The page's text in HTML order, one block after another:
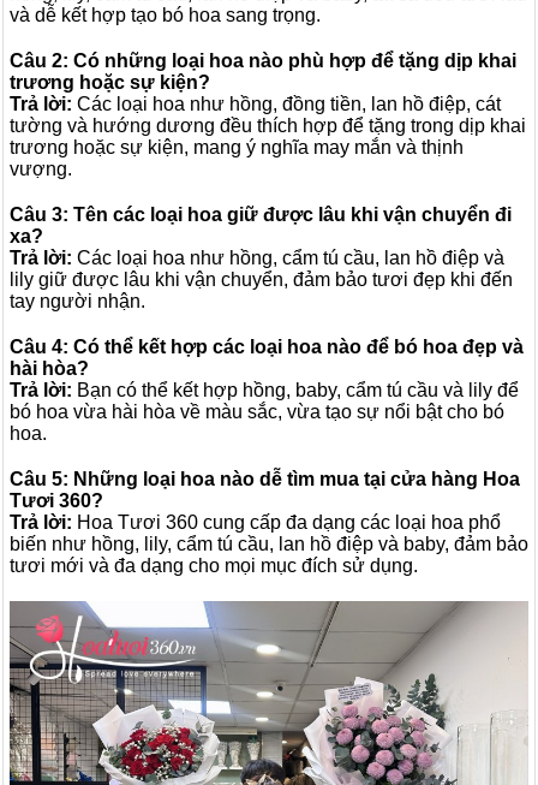
và dễ kết hợp tạo bó hoa sang trọng.
Câu 2: Có những loại hoa nào phù hợp để tặng dịp khai
trương hoặc sự kiện?
Trả lời: Các loại hoa như hồng, đồng tiền, lan hồ điệp, cát
tường và hướng dương đều thích hợp để tặng trong dịp khai
trương hoặc sự kiện, mang ý nghĩa may mắn và thịnh
vượng.
Câu 3: Tên các loại hoa giữ được lâu khi vận chuyển đi
xa?
Trả lời: Các loại hoa như hồng, cẩm tú cầu, lan hồ điệp và
lily giữ được lâu khi vận chuyển, đảm bảo tươi đẹp khi đến
tay người nhận.
Câu 4: Có thể kết hợp các loại hoa nào để bó hoa đẹp và
hài hòa?
Trả lời: Bạn có thể kết hợp hồng, baby, cẩm tú cầu và lily để
bó hoa vừa hài hòa về màu sắc, vừa tạo sự nổi bật cho bó
hoa.
Câu 5: Những loại hoa nào dễ tìm mua tại cửa hàng Hoa
Tươi 360?
Trả lời: Hoa Tươi 360 cung cấp đa dạng các loại hoa phổ
biến như hồng, lily, cẩm tú cầu, lan hồ điệp và baby, đảm bảo
tươi mới và đa dạng cho mọi mục đích sử dụng.